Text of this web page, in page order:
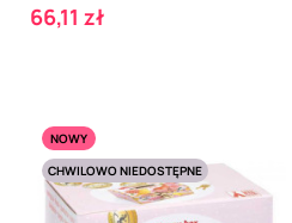
Cena
66,11 zł
NOWY
CHWILOWO NIEDOSTĘPNE